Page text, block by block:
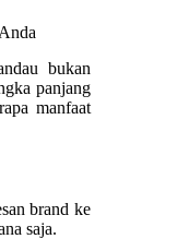
bukan
panjang
manfaat
brand ke
saja.